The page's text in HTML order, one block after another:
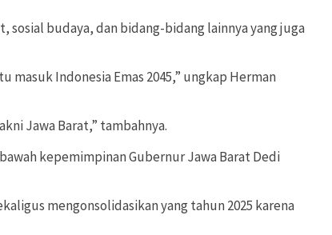
budaya, dan bidang-bidang lainnya yang juga
Indonesia Emas 2045,” ungkap Herman
Jawa Barat,” tambahnya.
kepemimpinan Gubernur Jawa Barat Dedi
mengonsolidasikan yang tahun 2025 karena